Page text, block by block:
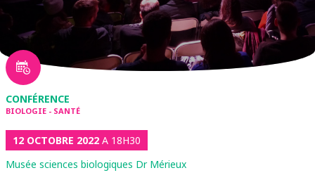
CONFÉRENCE
BIOLOGIE - SANTÉ
12 OCTOBRE 2022 A 18H30
Musée sciences biologiques Dr Mérieux